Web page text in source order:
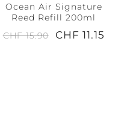
Ocean Air Signature
Reed Refill 200ml
CHF 15.90
CHF 11.15